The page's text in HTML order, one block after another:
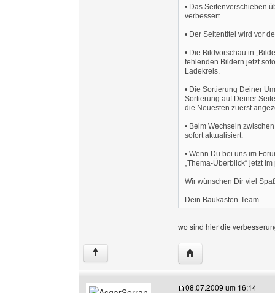
• Das Seitenverschieben
verbessert.
• Der Seitentitel wird vor
• Die Bildvorschau in
fehlenden Bildern jetzt
Ladekreis.
• Die Sortierung Deiner
Sortierung auf Deiner
die Neuesten zuerst
• Beim Wechseln
sofort aktualisiert.
• Wenn Du bei uns im
„Thema-Überblick“ jetzt
Wir wünschen Dir viel
Dein Baukasten-Team
wo sind hier die
↑ Website dieses
08.07.2009 um 16:14